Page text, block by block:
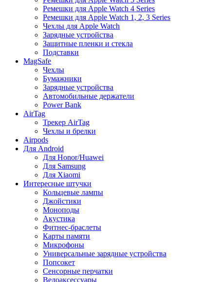
Ремешки для Apple Watch 4 Series
Ремешки для Apple Watch 1, 2, 3 Series
Чехлы для Apple Watch
Зарядные устройства
Защитные пленки и стекла
Подставки
MagSafe
Чехлы
Бумажники
Зарядные устройства
Автомобильные держатели
Power Bank
AirTag
Трекер AirTag
Чехлы и брелки
Airpods
Для Android
Для Honor/Huawei
Для Samsung
Для Xiaomi
Интересные штучки
Кольцевые лампы
Джойстики
Моноподы
Акустика
Фитнес-браслеты
Карты памяти
Микрофоны
Универсальные зарядные устройства
Попсокет
Сенсорные перчатки
Велоаксессуары